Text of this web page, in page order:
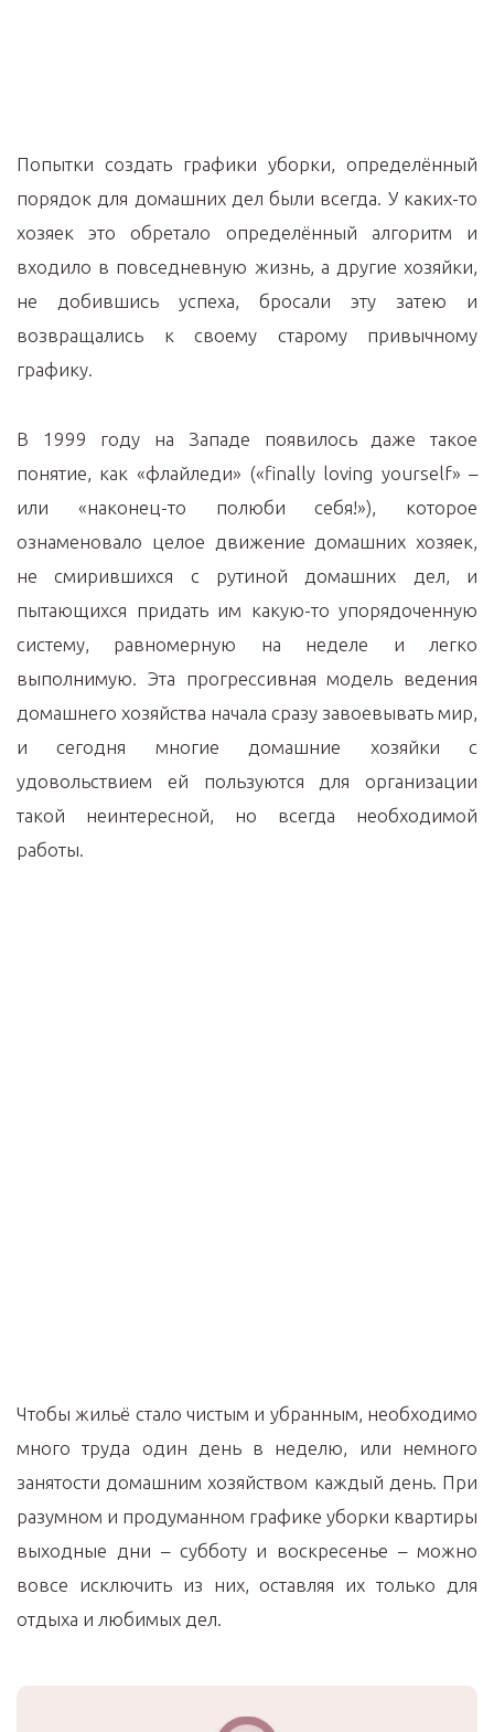
Попытки создать графики уборки, определённый
порядок для домашних дел были всегда. У каких-то
хозяек это обретало определённый алгоритм и
входило в повседневную жизнь, а другие хозяйки,
не добившись успеха, бросали эту затею и
возвращались к своему старому привычному
графику.
В 1999 году на Западе появилось даже такое
понятие, как «флайледи» («finally loving yourself» –
или «наконец-то полюби себя!»), которое
ознаменовало целое движение домашних хозяек,
не смирившихся с рутиной домашних дел, и
пытающихся придать им какую-то упорядоченную
систему, равномерную на неделе и легко
выполнимую. Эта прогрессивная модель ведения
домашнего хозяйства начала сразу завоевывать мир,
и сегодня многие домашние хозяйки с
удовольствием ей пользуются для организации
такой неинтересной, но всегда необходимой
работы.
Чтобы жильё стало чистым и убранным, необходимо
много труда один день в неделю, или немного
занятости домашним хозяйством каждый день. При
разумном и продуманном графике уборки квартиры
выходные дни – субботу и воскресенье – можно
вовсе исключить из них, оставляя их только для
отдыха и любимых дел.